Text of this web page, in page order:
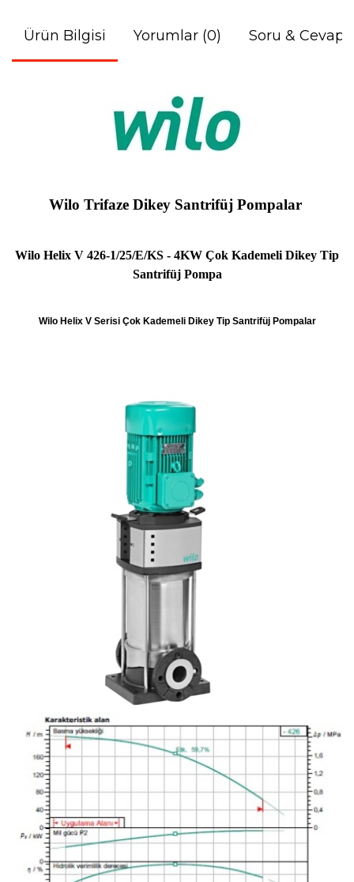
Ürün Bilgisi Yorumlar (0) Soru & Cevap
Wilo Trifaze Dikey Santrifüj Pompalar
Wilo Helix V 426-1/25/E/KS - 4KW Çok Kademeli Dikey Tip
Santrifüj Pompa
Wilo Helix V Serisi Çok Kademeli Dikey Tip Santrifüj Pompalar